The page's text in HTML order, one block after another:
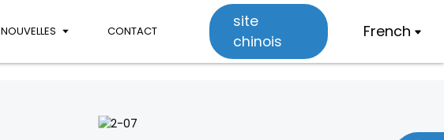
NOUVELLES CONTACT
site
chinois
French